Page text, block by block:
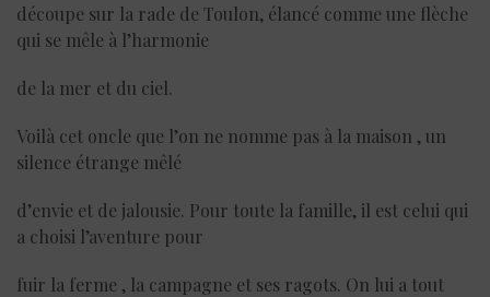
découpe sur la rade de Toulon, élancé comme une flèche
qui se mêle à l’harmonie
de la mer et du ciel.
Voilà cet oncle que l’on ne nomme pas à la maison , un
silence étrange mêlé
d’envie et de jalousie. Pour toute la famille, il est celui qui
a choisi l’aventure pour
fuir la ferme , la campagne et ses ragots. On lui a tout